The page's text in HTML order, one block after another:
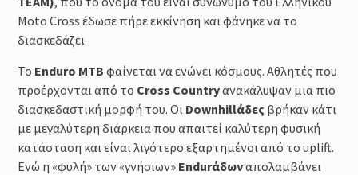
Moto Cross έδωσε πήρε εκκίνηση και φάνηκε να το
διασκεδάζει.
Το Enduro MTB φαίνεται να ενώνει κόσμους. Αθλητές που
προέρχονται από το Cross Countryανακάλυψαν μια πιο
διασκεδαστική μορφή του. Οι Downhillάδες βρήκαν κάτι
με μεγαλύτερη διάρκεια που απαιτεί καλύτερη φυσική
κατάσταση και είναι λιγότερο εξαρτημένοι από το uplift.
Ενώ η «φυλή» των «γνήσιων» Endurάδωναπολαμβάνει